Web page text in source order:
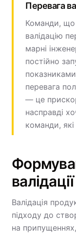
Перевага
Команди, що
валідацію
марні
постійно
перевага
— це
насправді
команди, які
Валідація
підходу до
на